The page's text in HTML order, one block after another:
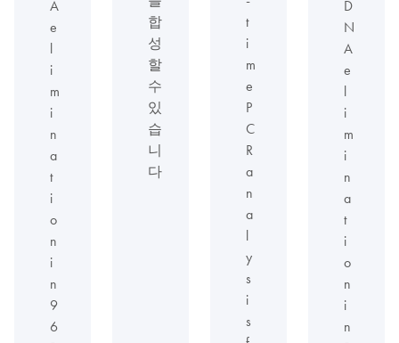
A
e
l
i
m
i
n
a
t
i
o
n
i
n
9
6
합
성
할
수
있
습
니
다
t
i
m
e
P
C
R
a
n
a
l
y
s
i
s
D
N
A
e
l
i
m
i
n
a
t
i
o
n
i
n